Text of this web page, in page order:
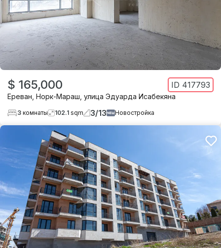
$ 165,000 ID 417793
Ереван Норк-Мараш улица Эдуарда Исабекяна
3 комнаты 102.1 sqm 3/13 Новостройка